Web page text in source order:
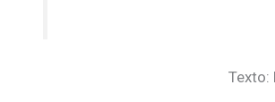
Texto: